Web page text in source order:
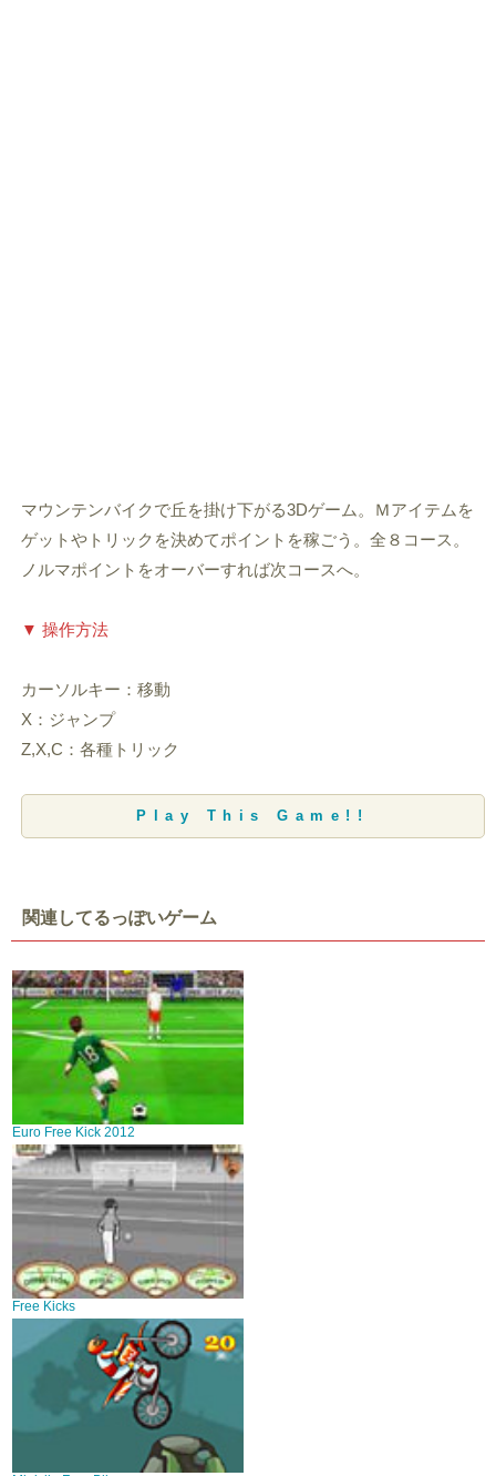
マウンテンバイクで丘を掛け下がる3Dゲーム。Ｍアイテムを
ゲットやトリックを決めてポイントを稼ごう。全８コース。
ノルマポイントをオーバーすれば次コースへ。
▼ 操作方法
カーソルキー：移動
X：ジャンプ
Z,X,C：各種トリック
Play This Game!!
関連してるっぽいゲーム
Euro Free Kick 2012
Free Kicks